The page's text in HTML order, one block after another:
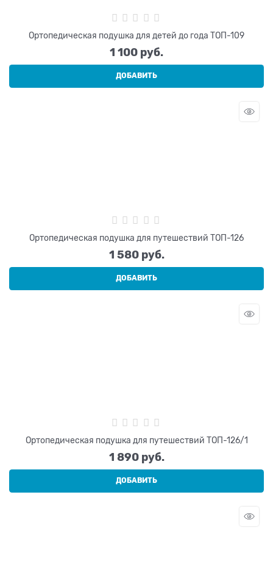
Ортопедическая подушка для детей до года ТОП-109
1 100 руб.
ДОБАВИТЬ
Ортопедическая подушка для путешествий ТОП-126
1 580 руб.
ДОБАВИТЬ
Ортопедическая подушка для путешествий ТОП-126/1
1 890 руб.
ДОБАВИТЬ